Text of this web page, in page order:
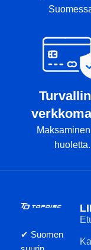
huoletta.
✔ Suomen